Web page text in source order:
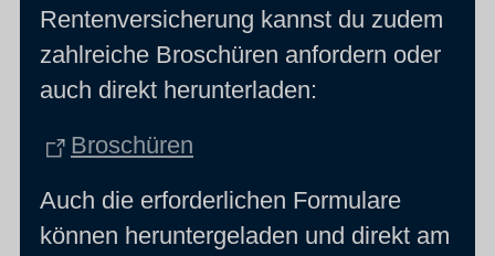
Rentenversicherung kannst du zudem
zahlreiche Broschüren anfordern oder
auch direkt herunterladen:
Broschüren
Auch die erforderlichen Formulare
können heruntergeladen und direkt am